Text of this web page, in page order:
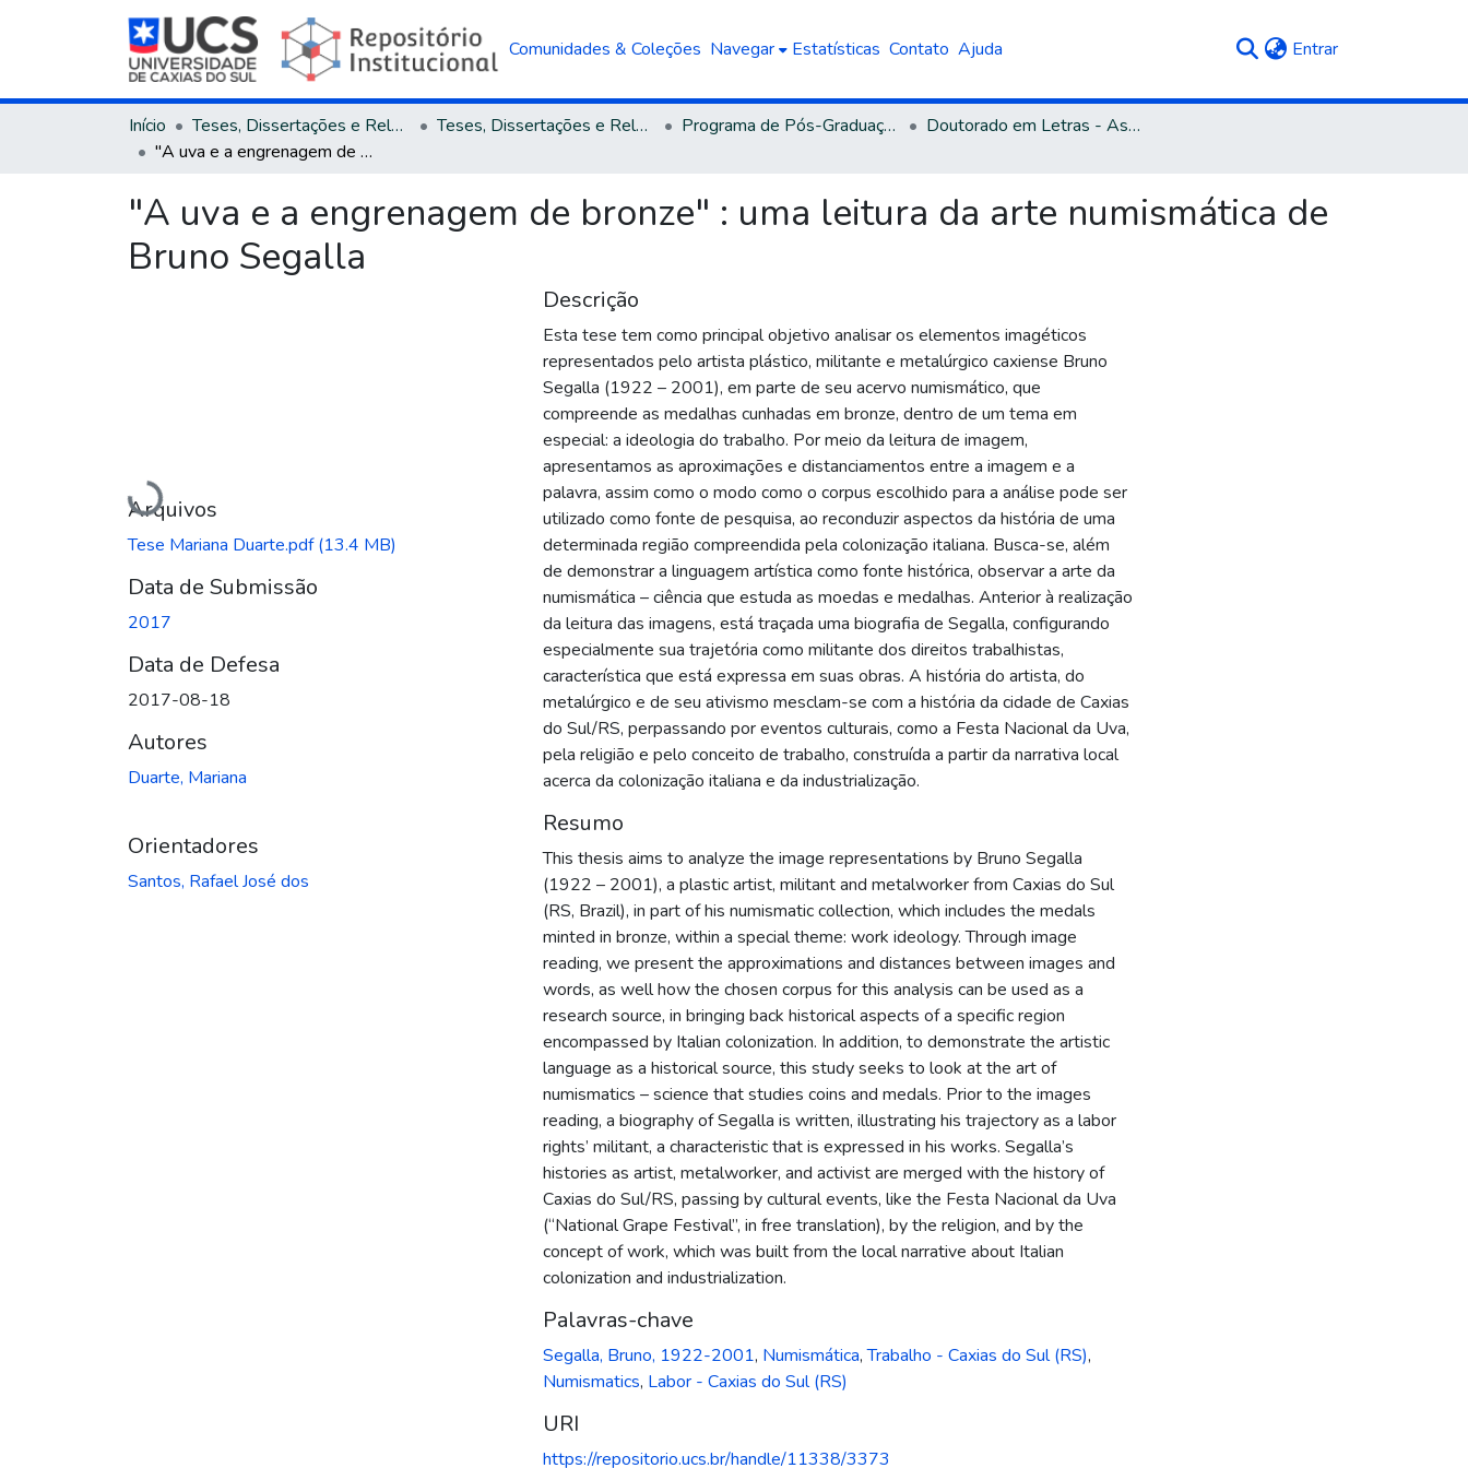
Comunidades & Coleções Navegar Estatísticas Contato Ajuda Entrar(current)
Início Teses, Dissertações e Relatórios Teses, Dissertações e Relatórios defendidos na UCS Programa de Pós-Graduação em Letras
Doutorado em Letras - Associação Ampla UCS e UniRitter
"A uva e a engrenagem de bronze" : uma leitura da arte numismática de Bruno Segalla
"A uva e a engrenagem de bronze" : uma leitura da arte numismática de
Bruno Segalla
Carregando...
Arquivos
Tese Mariana Duarte.pdf(13.4 MB)
Data de Submissão
2017
Data de Defesa
2017-08-18
Autores
Duarte, Mariana
Orientadores
Santos, Rafael José dos
Descrição
Esta tese tem como principal objetivo analisar os elementos imagéticos
representados pelo artista plástico, militante e metalúrgico caxiense Bruno
Segalla (1922 – 2001), em parte de seu acervo numismático, que
compreende as medalhas cunhadas em bronze, dentro de um tema em
especial: a ideologia do trabalho. Por meio da leitura de imagem,
apresentamos as aproximações e distanciamentos entre a imagem e a
palavra, assim como o modo como o corpus escolhido para a análise pode ser
utilizado como fonte de pesquisa, ao reconduzir aspectos da história de uma
determinada região compreendida pela colonização italiana. Busca-se, além
de demonstrar a linguagem artística como fonte histórica, observar a arte da
numismática – ciência que estuda as moedas e medalhas. Anterior à realização
da leitura das imagens, está traçada uma biografia de Segalla, configurando
especialmente sua trajetória como militante dos direitos trabalhistas,
característica que está expressa em suas obras. A história do artista, do
metalúrgico e de seu ativismo mesclam-se com a história da cidade de Caxias
do Sul/RS, perpassando por eventos culturais, como a Festa Nacional da Uva,
pela religião e pelo conceito de trabalho, construída a partir da narrativa local
acerca da colonização italiana e da industrialização.
Resumo
This thesis aims to analyze the image representations by Bruno Segalla
(1922 – 2001), a plastic artist, militant and metalworker from Caxias do Sul
(RS, Brazil), in part of his numismatic collection, which includes the medals
minted in bronze, within a special theme: work ideology. Through image
reading, we present the approximations and distances between images and
words, as well how the chosen corpus for this analysis can be used as a
research source, in bringing back historical aspects of a specific region
encompassed by Italian colonization. In addition, to demonstrate the artistic
language as a historical source, this study seeks to look at the art of
numismatics – science that studies coins and medals. Prior to the images
reading, a biography of Segalla is written, illustrating his trajectory as a labor
rights’ militant, a characteristic that is expressed in his works. Segalla’s
histories as artist, metalworker, and activist are merged with the history of
Caxias do Sul/RS, passing by cultural events, like the Festa Nacional da Uva
(“National Grape Festival”, in free translation), by the religion, and by the
concept of work, which was built from the local narrative about Italian
colonization and industrialization.
Palavras-chave
Segalla, Bruno, 1922-2001, Numismática,Trabalho - Caxias do Sul (RS),
Numismatics, Labor - Caxias do Sul (RS)
URI
https://repositorio.ucs.br/handle/11338/3373